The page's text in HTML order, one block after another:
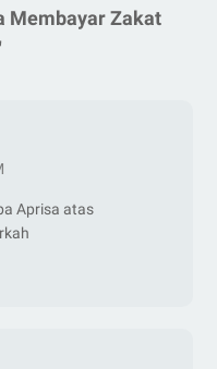
Membayar Zakat
Aprisa atas